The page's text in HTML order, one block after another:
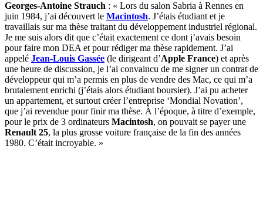
Georges-Antoine Strauch : « Lors du salon Sabria à Rennes en
juin 1984, j’ai découvert le Macintosh. J’étais étudiant et je
travaillais sur ma thèse traitant du développement industriel régional.
Je me suis alors dit que c’était exactement ce dont j’avais besoin
pour faire mon DEA et pour rédiger ma thèse rapidement. J’ai
appelé Jean-Louis Gassée (le dirigeant d’Apple France) et après
une heure de discussion, je l’ai convaincu de me signer un contrat de
développeur qui m’a permis en plus de vendre des Mac, ce qui m’a
brutalement enrichi (j’étais alors étudiant boursier). J’ai pu acheter
un appartement, et surtout créer l’entreprise ‘Mondial Novation’,
que j’ai revendue pour finir ma thèse. À l’époque, à titre d’exemple,
pour le prix de 3 ordinateurs Macintosh, on pouvait se payer une
Renault 25, la plus grosse voiture française de la fin des années
1980. C’était incroyable. »